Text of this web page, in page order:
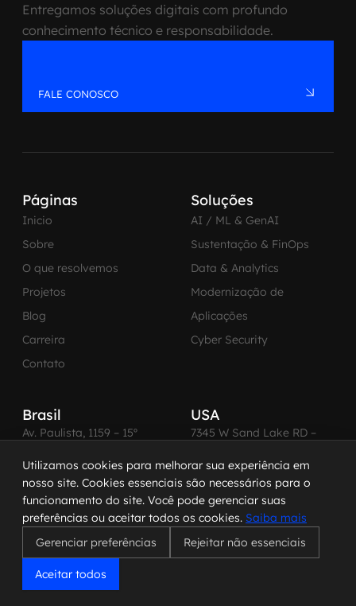
Entregamos soluções digitais com profundo
conhecimento técnico e responsabilidade.
FALE CONOSCO
Páginas
Inicio
Sobre
O que resolvemos
Projetos
Blog
Carreira
Contato
Soluções
AI / ML & GenAI
Sustentação & FinOps
Data & Analytics
Modernização de
Aplicações
Cyber Security
Brasil
Av. Paulista, 1159 – 15º
01311-200 – São Paulo –
SP
Telefone: +55 11 4560-
2600
USA
7345 W Sand Lake RD –
Office 373 – Orlando, FL
32819 US
Telefone: +1 (407) 270-
3065
Utilizamos cookies para melhorar sua experiência em
nosso site. Cookies essenciais são necessários para o
funcionamento do site. Você pode gerenciar suas
preferências ou aceitar todos os cookies. Saiba mais
Gerenciar preferências
Rejeitar não essenciais
Aceitar todos